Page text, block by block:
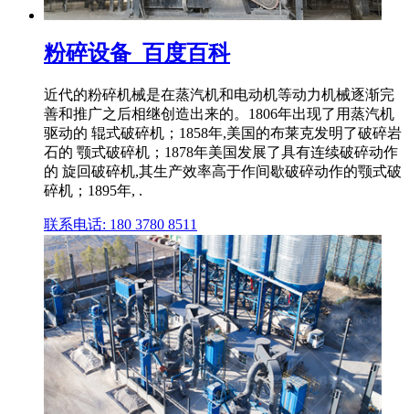
粉碎设备_百度百科
近代的粉碎机械是在蒸汽机和电动机等动力机械逐渐完
善和推广之后相继创造出来的。1806年出现了用蒸汽机
驱动的 辊式破碎机；1858年,美国的布莱克发明了破碎岩
石的 颚式破碎机；1878年美国发展了具有连续破碎动作
的 旋回破碎机,其生产效率高于作间歇破碎动作的颚式破
碎机；1895年, .
联系电话: 180 3780 8511